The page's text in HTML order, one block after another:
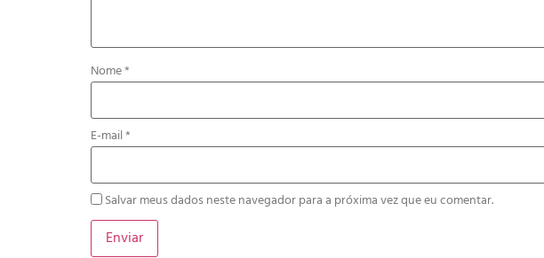
Nome*
E-mail*
Salvar meus dados neste navegador para a próxima vez que eu comentar.